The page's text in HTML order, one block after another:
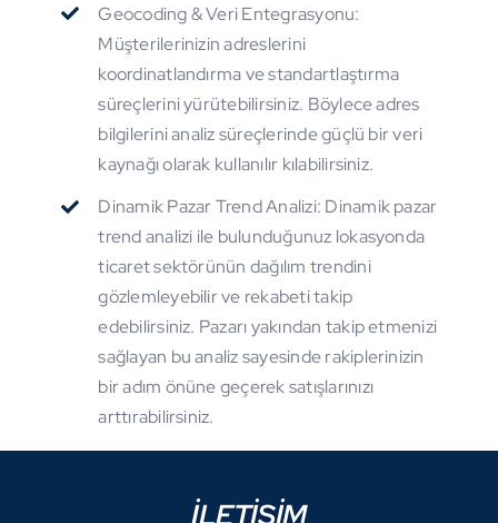
Geocoding & Veri Entegrasyonu:
Müşterilerinizin adreslerini
koordinatlandırma ve standartlaştırma
süreçlerini yürütebilirsiniz. Böylece adres
bilgilerini analiz süreçlerinde güçlü bir veri
kaynağı olarak kullanılır kılabilirsiniz.
Dinamik Pazar Trend Analizi: Dinamik pazar
trend analizi ile bulunduğunuz lokasyonda
ticaret sektörünün dağılım trendini
gözlemleyebilir ve rekabeti takip
edebilirsiniz. Pazarı yakından takip etmenizi
sağlayan bu analiz sayesinde rakiplerinizin
bir adım önüne geçerek satışlarınızı
arttırabilirsiniz.
İLETİŞİM